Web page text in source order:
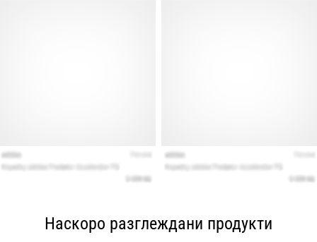
Наскоро разглеждани продукти